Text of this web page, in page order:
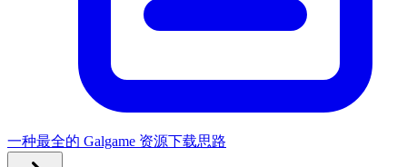
一种最全的 Galgame 资源下载思路